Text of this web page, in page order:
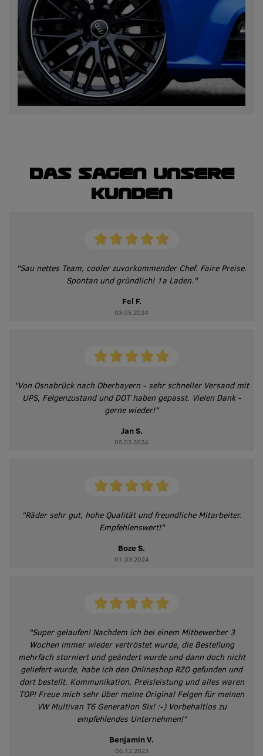
Das sagen unsere
Kunden
"Sau nettes Team, cooler zuvorkommender Chef. Faire Preise.
Spontan und gründlich! 1a Laden."
Fel F.
03.05.2024
"Von Osnabrück nach Oberbayern - sehr schneller Versand mit
UPS, Felgenzustand und DOT haben gepasst. Vielen Dank -
gerne wieder!"
Jan S.
05.03.2024
"Räder sehr gut, hohe Qualität und freundliche Mitarbeiter.
Empfehlenswert!"
Boze S.
01.03.2024
"Super gelaufen! Nachdem ich bei einem Mitbewerber 3
Wochen immer wieder vertröstet wurde, die Bestellung
mehrfach storniert und geändert wurde und dann doch nicht
geliefert wurde, habe ich den Onlineshop RZO gefunden und
dort bestellt. Kommunikation, Preisleistung und alles waren
TOP! Freue mich sehr über meine Original Felgen für meinen
VW Multivan T6 Generation Six! :-) Vorbehaltlos zu
empfehlendes Unternehmen!"
Benjamin V.
06.12.2023